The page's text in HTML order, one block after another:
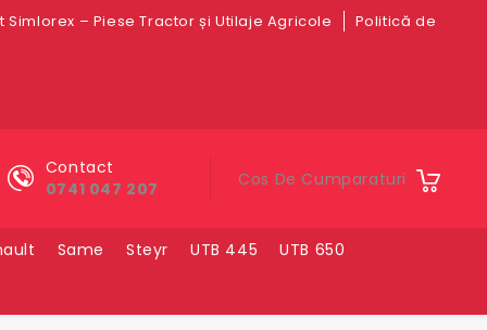
Simlorex – Piese Tractor și Utilaje Agricole Politică de
Cos De Cumparaturi
Contact
0741 047 207
Same Steyr UTB 445
UTB 650